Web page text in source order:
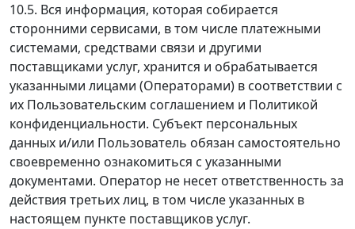
10.5. Вся информация, которая собирается
сторонними сервисами, в том числе платежными
системами, средствами связи и другими
поставщиками услуг, хранится и обрабатывается
указанными лицами (Операторами) в соответствии с
их Пользовательским соглашением и Политикой
конфиденциальности. Субъект персональных
данных и/или Пользователь обязан самостоятельно
своевременно ознакомиться с указанными
документами. Оператор не несет ответственность за
действия третьих лиц, в том числе указанных в
настоящем пункте поставщиков услуг.